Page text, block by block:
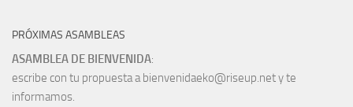
PRÓXIMAS ASAMBLEAS
ASAMBLEA DE BIENVENIDA:
escribe con tu propuesta a bienvenidaeko@riseup.net y te
informamos.